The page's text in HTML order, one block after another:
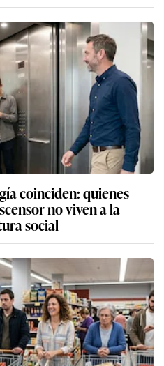
coinciden: quienes
no viven a la
social